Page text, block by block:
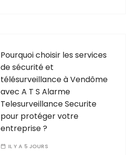
Pourquoi choisir les services
de sécurité et
télésurveillance à Vendôme
avec A T S Alarme
Telesurveillance Securite
pour protéger votre
entreprise ?
IL Y A 5 JOURS